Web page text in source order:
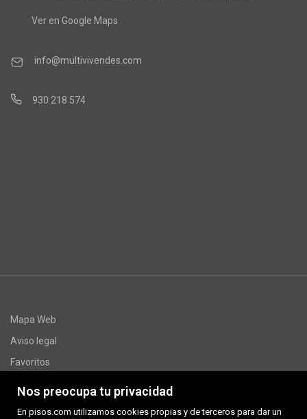
Nos preocupa tu privacidad
En pisos.com utilizamos cookies propias y de terceros para dar un
Ver en Google Maps
info@multivivendes.com
930 218 574
Mapa Web
Aviso legal
Favoritos